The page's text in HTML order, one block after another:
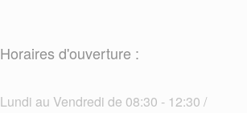
Horaires d'ouverture :
Lundi au Vendredi de 08:30 - 12:30 /